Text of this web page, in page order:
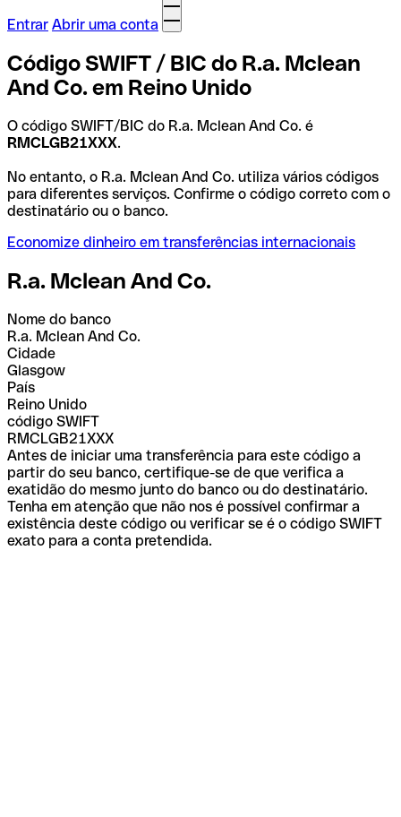
Entrar Abrir uma conta
Código SWIFT / BIC do R.a. Mclean
And Co. em Reino Unido
O código SWIFT/BIC do R.a. Mclean And Co. é
RMCLGB21XXX.
No entanto, o R.a. Mclean And Co. utiliza vários códigos
para diferentes serviços. Confirme o código correto com o
destinatário ou o banco.
Economize dinheiro em transferências internacionais
R.a. Mclean And Co.
Nome do banco
R.a. Mclean And Co.
Cidade
Glasgow
País
Reino Unido
código SWIFT
RMCLGB21XXX
Antes de iniciar uma transferência para este código a
partir do seu banco, certifique-se de que verifica a
exatidão do mesmo junto do banco ou do destinatário.
Tenha em atenção que não nos é possível confirmar a
existência deste código ou verificar se é o código SWIFT
exato para a conta pretendida.